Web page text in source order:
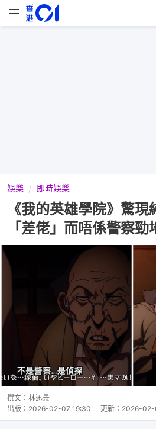
娛樂 即時娛樂
《我的英雄學院》驚
「差佬」而唔係警察勁
撰文： 林迅景
出版： 2026-02-07 19:30 更新： 2026-02-